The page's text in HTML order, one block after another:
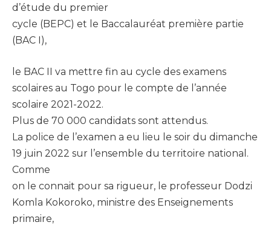
d’étude du premier
cycle (BEPC) et le Baccalauréat première partie
(BAC I),
le BAC II va mettre fin au cycle des examens
scolaires au Togo pour le compte de l’année
scolaire 2021-2022.
Plus de 70 000 candidats sont attendus.
La police de l’examen a eu lieu le soir du dimanche
19 juin 2022 sur l’ensemble du territoire national.
Comme
on le connait pour sa rigueur, le professeur Dodzi
Komla Kokoroko, ministre des Enseignements
primaire,